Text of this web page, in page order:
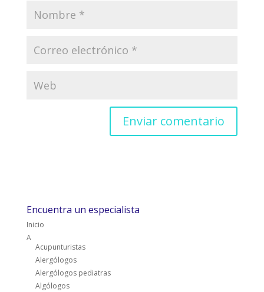
Encuentra un especialista
Inicio
A
Acupunturistas
Alergólogos
Alergólogos pediatras
Algólogos